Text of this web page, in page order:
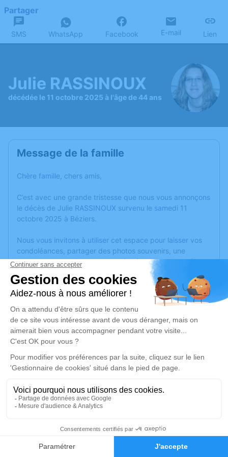
Faire-part Hommages
Partager
SMS WhatsApp Facebook E-mail Lien
Julie RASSINOUX
décédée le 11 octobre 2025 à l'âge de 44 ans
Message de la famille
Chère famille, chers amis,
C’est avec une grande tristesse que nous vous annonçons
le décès de Julie RASSINOUX survenu le samedi 11
octobre 2025 à Béziers.
Nous vous invitons à utiliser cet espace pour laisser vos
condoléances, partager des photos souvenirs, une
anecdote ou exprimer vos pensées à travers des poèmes
ou des textes. Cet endroit est un lieu d'expression dédié à
honorer la mémoire de Julie RASSINOUX.
Je rends hommage
Cérémonie civile
mardi 14 octobre 2025 à 08h15
Chambre Funéraire des Communes
1 Rue Alain Colas
34500 Béziers
Je rends hommage